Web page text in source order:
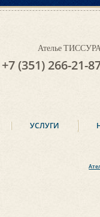
Ателье
+7 (351) 266-21-
УСЛУГИ